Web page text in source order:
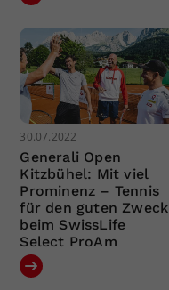
30.07.2022
Generali Open
Kitzbühel: Mit viel
Prominenz – Tennis
für den guten Zweck
beim SwissLife
Select ProAm